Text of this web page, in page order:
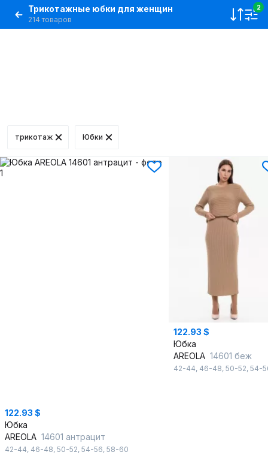
Трикотажные юбки для женщин
214 товаров
2
трикотаж Юбки
122.93 $
Юбка
AREOLA 14601 антрацит
42-44, 46-48, 50-52, 54-56, 58-60
122.93 $
Юбка
AREOLA 14601 беж
42-44, 46-48, 50-52, 54-